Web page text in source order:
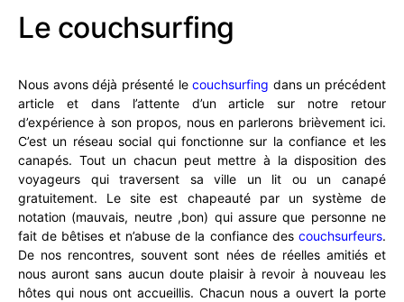
Le couchsurfing
Nous avons déjà présenté le couchsurfing dans un précédent
article et dans l’attente d’un article sur notre retour
d’expérience à son propos, nous en parlerons brièvement ici.
C’est un réseau social qui fonctionne sur la confiance et les
canapés. Tout un chacun peut mettre à la disposition des
voyageurs qui traversent sa ville un lit ou un canapé
gratuitement. Le site est chapeauté par un système de
notation (mauvais, neutre ,bon) qui assure que personne ne
fait de bêtises et n’abuse de la confiance des couchsurfeurs.
De nos rencontres, souvent sont nées de réelles amitiés et
nous auront sans aucun doute plaisir à revoir à nouveau les
hôtes qui nous ont accueillis. Chacun nous a ouvert la porte